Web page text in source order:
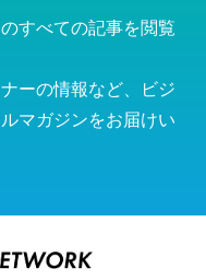
すべての記事を閲覧
ーの情報など、ビジ
マガジンをお届けい